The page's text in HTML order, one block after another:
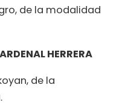
de la modalidad
HERRERA
de la